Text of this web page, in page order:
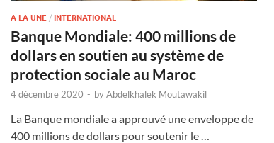
A LA UNE / INTERNATIONAL
Banque Mondiale: 400 millions de
dollars en soutien au système de
protection sociale au Maroc
4 décembre 2020 - byAbdelkhalek Moutawakil
La Banque mondiale a approuvé une enveloppe de
400 millions de dollars pour soutenir le …